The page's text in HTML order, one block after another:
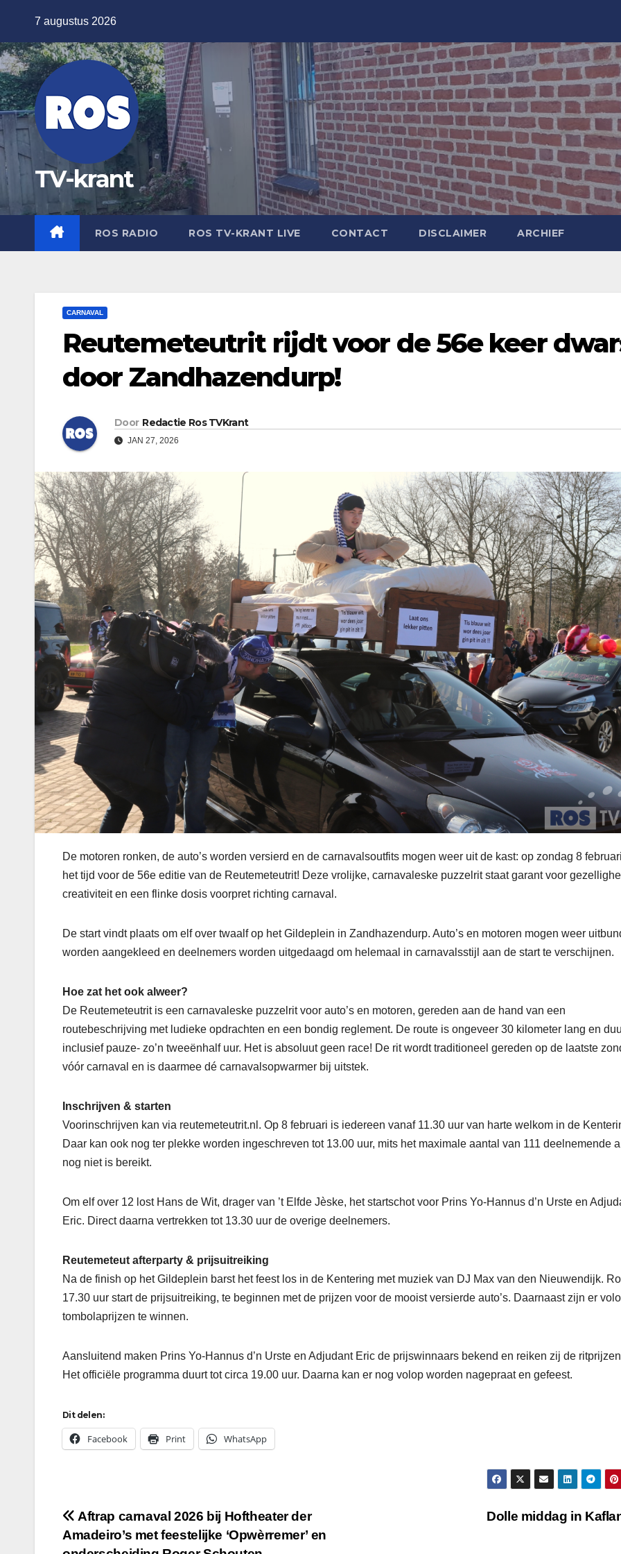
de
inhoud
7 augustus 2026
TV-krant
ROS RADIO ROS TV-KRANT LIVE CONTACT DISCLAIMER ARCHIEF
CARNAVAL
Reutemeteutrit rijdt voor de 56e keer
door Zandhazendurp!
Door Redactie Ros TVKrant
JAN 27, 2026
De motoren ronken, de auto’s worden versierd en de carnavalsoutfits mogen weer uit de kast: op zondag 8
het tijd voor de 56e editie van de Reutemeteutrit! Deze vrolijke, carnavaleske puzzelrit staat garant voor
creativiteit en een flinke dosis voorpret richting carnaval.
De start vindt plaats om elf over twaalf op het Gildeplein in Zandhazendurp. Auto’s en motoren mogen weer
worden aangekleed en deelnemers worden uitgedaagd om helemaal in carnavalsstijl aan de start te verschijnen.
Hoe zat het ook alweer?
De Reutemeteutrit is een carnavaleske puzzelrit voor auto’s en motoren, gereden aan de hand van een
routebeschrijving met ludieke opdrachten en een bondig reglement. De route is ongeveer 30 kilometer lang en
inclusief pauze- zo’n tweeënhalf uur. Het is absoluut geen race! De rit wordt traditioneel gereden op de laatste
vóór carnaval en is daarmee dé carnavalsopwarmer bij uitstek.
Inschrijven & starten
Voorinschrijven kan via reutemeteutrit.nl. Op 8 februari is iedereen vanaf 11.30 uur van harte welkom in de
Daar kan ook nog ter plekke worden ingeschreven tot 13.00 uur, mits het maximale aantal van 111 deelnemende
nog niet is bereikt.
Om elf over 12 lost Hans de Wit, drager van ’t Elfde Jèske, het startschot voor Prins Yo-Hannus d’n Urste en
Eric. Direct daarna vertrekken tot 13.30 uur de overige deelnemers.
Reutemeteut afterparty & prijsuitreiking
Na de finish op het Gildeplein barst het feest los in de Kentering met muziek van DJ Max van den Nieuwendijk.
17.30 uur start de prijsuitreiking, te beginnen met de prijzen voor de mooist versierde auto’s. Daarnaast zijn er
tombolaprijzen te winnen.
Aansluitend maken Prins Yo-Hannus d’n Urste en Adjudant Eric de prijswinnaars bekend en reiken zij de
Het officiële programma duurt tot circa 19.00 uur. Daarna kan er nog volop worden nagepraat en gefeest.
Dit delen:
Facebook Print WhatsApp
Bericht
Dolle middag in
Aftrap carnaval 2026 bij Hoftheater der
Amadeiro’s met feestelijke ‘Opwèrremer’ en